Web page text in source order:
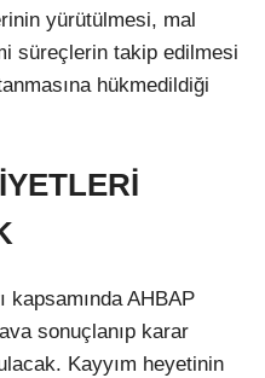
yürütülmesi, mal
süreçlerin takip edilmesi
hükmedildiği
kapsamında AHBAP
sonuçlanıp karar
Kayyım heyetinin